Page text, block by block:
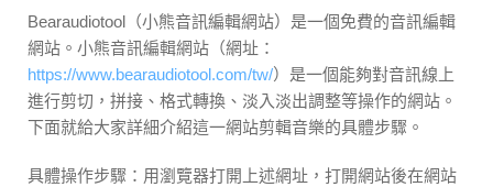
Bearaudiotool（小熊音訊編輯網站）是一個免費的音訊編輯
網站。小熊音訊編輯網站（網址：
https://www.bearaudiotool.com/tw/）是一個能夠對音訊線上
進行剪切，拼接、格式轉換、淡入淡出調整等操作的網站。
下面就給大家詳細介紹這一網站剪輯音樂的具體步驟。
具體操作步驟：用瀏覽器打開上述網址，打開網站後在網站